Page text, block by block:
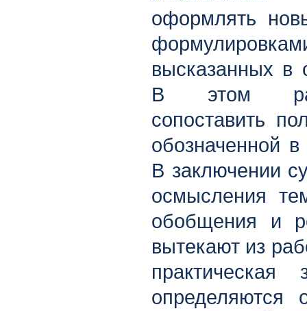
оформлять
высказанных в
В этом
сопоставить
обозначенной
В заключении
осмысления
обобщения и
вытекают из
определяются